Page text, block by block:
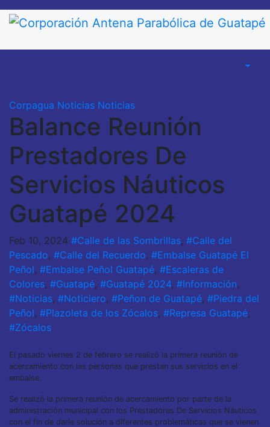
Saltar
Corpagua Noticias Noticias
Balance Reunión
Prestadores De
Servicios Náuticos
Guatapé 2024
Feb 10, 2024 #Calle de las Sombrillas, #Calle del
Pescado, #Calle del Recuerdo, #Embalse Guatapé El
Peñol, #Embalse Peñol Guatapé, #Escaleras de
Colores, #Guatapé, #Guatapé 2024, #Información,
#Noticias, #Noticiero, #Peñon de Guatapé, #Piedra del
Peñol, #Plazoleta de los Zócalos, #Represa Guatapé,
#Zócalos
El pasado viernes 2 de febrero se realizó la primera reunión de
acercamiento con las personas que prestan sus servicios en el
embalse.
Se realizó la primera reunión de acercamiento por parte de la
administración municipal con los Prestadores De Servicios Náuticos
con el fin de darle solución a diferentes problemáticas que se vienen